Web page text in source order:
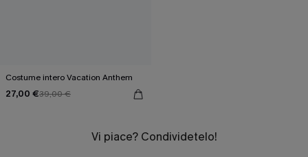
Costume intero Vacation Anthem
27,00 €39,00 €
Vi piace? Condividetelo!